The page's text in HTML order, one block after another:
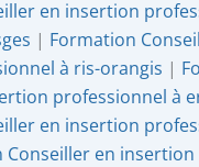
en insertion
| Formation
à ris-orangis |
professionnel à
en insertion
Conseiller en insertion